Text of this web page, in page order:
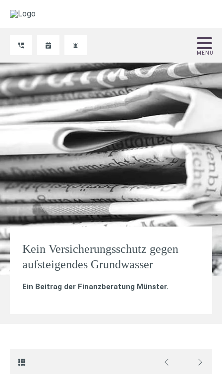
Kein Versicherungsschutz gegen
aufsteigendes Grundwasser
Ein Beitrag der Finanzberatung Münster.